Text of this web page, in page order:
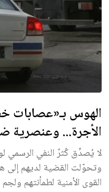
الهوس
الأجرة... وعنصرية
لا يُصدِّق كُثرٌ النفي
وتحوّلت القضية لديهم
القوى الأمنية لطمأنتهم